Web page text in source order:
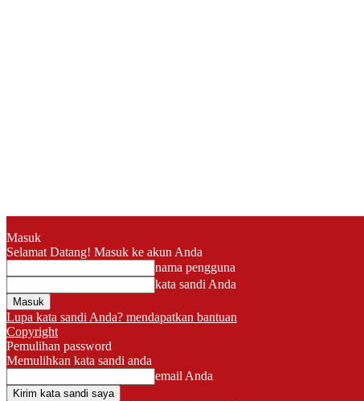
Masuk
Selamat Datang! Masuk ke akun Anda
nama pengguna
kata sandi Anda
Lupa kata sandi Anda? mendapatkan bantuan
Copyright
Pemulihan password
Memulihkan kata sandi anda
email Anda